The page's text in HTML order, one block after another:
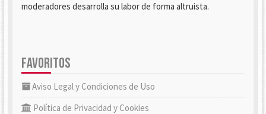
moderadores desarrolla su labor de forma altruista.
FAVORITOS
Aviso Legal y Condiciones de Uso
Política de Privacidad y Cookies